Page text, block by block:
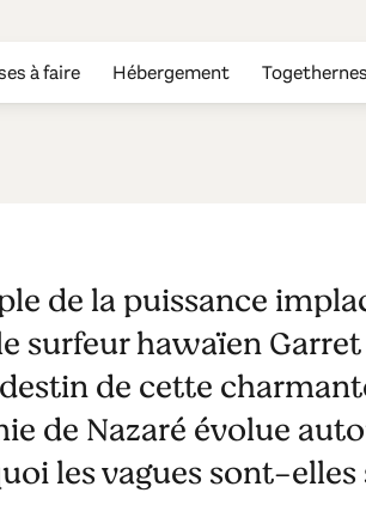
à faire Hébergement
de la puissance
surfeur hawaïen
de cette
de Nazaré évolue
les vagues sont-